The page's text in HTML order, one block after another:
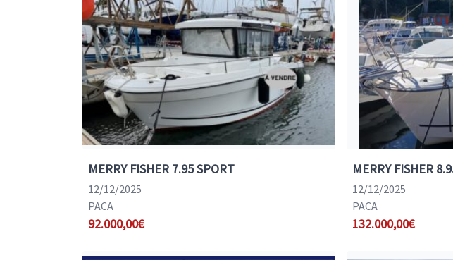
MERRY FISHER 7.95 SPORT
12/12/2025
PACA
92.000,00€
MERRY FISHER
12/12/2025
PACA
132.000,00€